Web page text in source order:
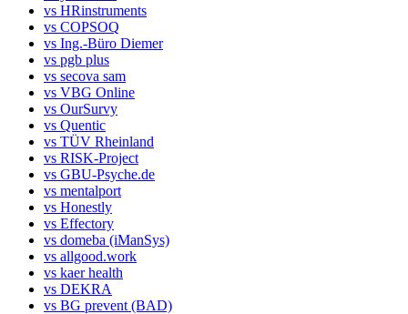
vs HRinstruments
vs COPSOQ
vs Ing.-Büro Diemer
vs pgb plus
vs secova sam
vs VBG Online
vs OurSurvy
vs Quentic
vs TÜV Rheinland
vs RISK-Project
vs GBU-Psyche.de
vs mentalport
vs Honestly
vs Effectory
vs domeba (iManSys)
vs allgood.work
vs kaer health
vs DEKRA
vs BG prevent (BAD)